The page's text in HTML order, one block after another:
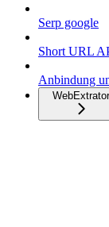
Serp google
Short URL
Anbindung
WebExtrator